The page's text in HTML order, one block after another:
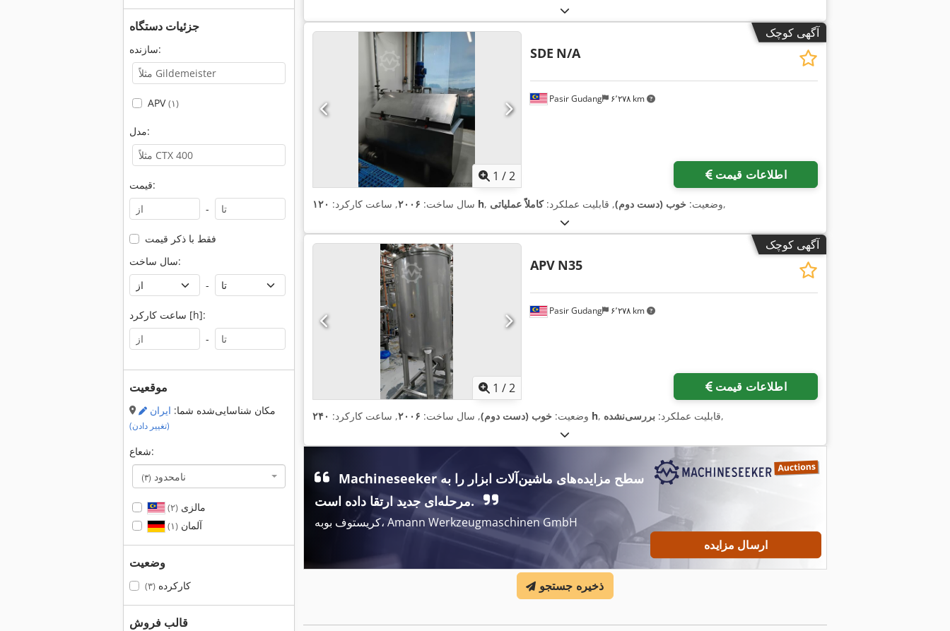
جزئیات دستگاه
سازنده:
APV(۱)
مدل:
قیمت:
-
فقط با ذکر قیمت
سال ساخت:
-
ساعت کارکرد [h]:
-
موقعیت
مکان شناسایی‌شده شما: ایران
(تغییر دادن)
شعاع:
نامحدود (۳)
مالزی(۲)
آلمان(۱)
وضعیت
کارکرده(۳)
قالب فروش
آگهی کوچک
1 /2
Pasir Gudang ۶٬۲۷۸ km
SDE N/A
اطلاعات قیمت
سال ساخت: ۲۰۰۶, ساعت کارکرد: ۱۲۰ h , وضعیت: خوب (دست دوم), قابلیت عملکرد:کاملاً عملیاتی ,
آگهی کوچک
1 /2
Pasir Gudang ۶٬۲۷۸ km
APV N35
اطلاعات قیمت
وضعیت: خوب (دست دوم), سال ساخت: ۲۰۰۶, ساعت کارکرد: ۲۴۰ h , قابلیت عملکرد: بررسی‌نشده ,
Machineseeker سطح مزایده‌های ماشین‌آلات ابزار را به
مرحله‌ای جدید ارتقا داده است.
کریستوف بوبه، Amann Werkzeugmaschinen GmbH
ارسال مزایده
ذخیره جستجو